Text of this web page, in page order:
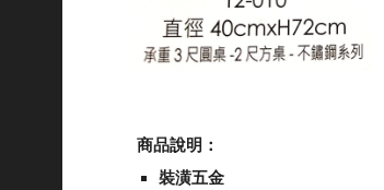
商品說明：
裝潢五金